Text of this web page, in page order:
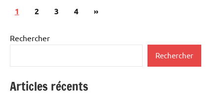
Pagination
publications
1 2 3 4
Articles
»
Rechercher
Rechercher
Articles récents